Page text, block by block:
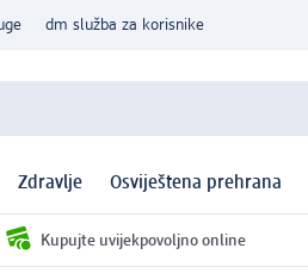
dm služba za korisnike
Zdravlje Osviještena prehrana
Kupujte uvijekpovoljno online